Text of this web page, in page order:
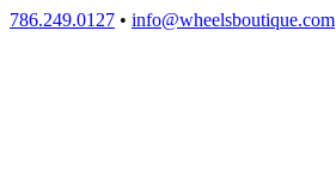
786.249.0127 • info@wheelsboutique.com